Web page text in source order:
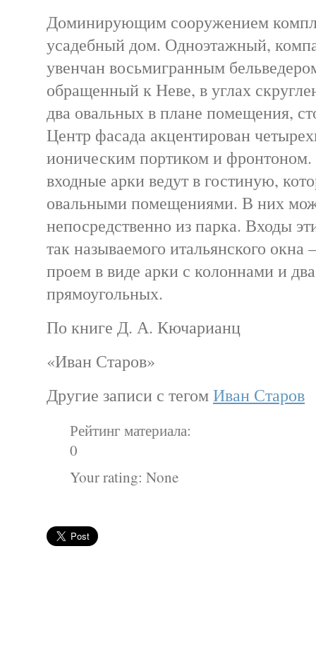
Доминирующим сооружением
усадебный дом. Одноэтажный,
увенчан восьмигранным
обращенный к Неве, в углах
два овальных в плане помещения,
Центр фасада акцентирован
ионическим портиком и
входные арки ведут в гостиную,
овальными помещениями. В них
непосредственно из парка. Входы
так называемого итальянского
проем в виде арки с колоннами и
прямоугольных.
По книге Д. А. Кючарианц
«Иван Старов»
Другие записи с тегомИван Старов
Рейтинг материала:
0
Your rating: None